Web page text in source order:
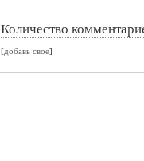
Количество
[добавь свое]